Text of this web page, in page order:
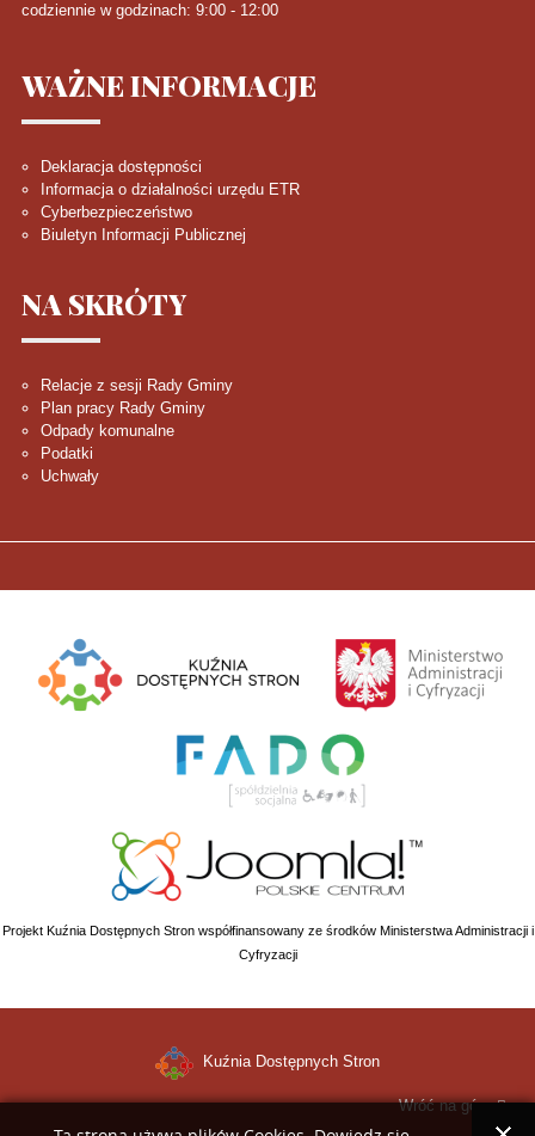
codziennie w godzinach: 9:00 - 12:00
WAŻNEINFORMACJE
Deklaracja dostępności
Informacja o działalności urzędu ETR
Cyberbezpieczeństwo
Biuletyn Informacji Publicznej
NA SKRÓTY
Relacje z sesji Rady Gminy
Plan pracy Rady Gminy
Odpady komunalne
Podatki
Uchwały
Projekt Kuźnia Dostępnych Stron współfinansowany ze środków Ministerstwa Administracji i
Cyfryzacji
Kuźnia Dostępnych Stron
Wróć na górę